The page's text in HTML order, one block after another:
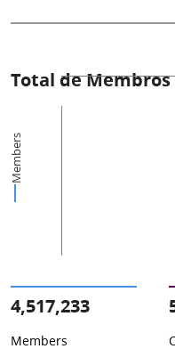
Total de
Members
4,517,233
Members